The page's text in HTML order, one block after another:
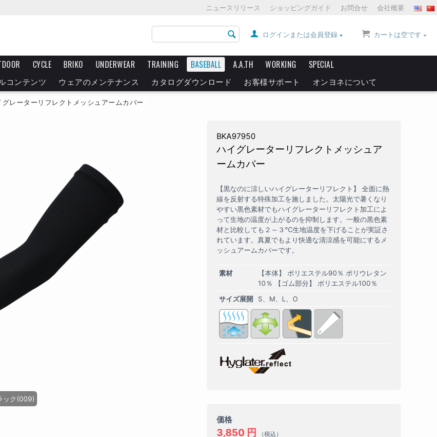
ニュースリリース ショッピングガイド お問合せ 会社概要
カートは空です
ログインまたは会員登録
CYCLE BRIKO UNDERWEAR TRAINING BASEBALL A.A.TH WORKING
SPECIAL
コンテンツ
ウェアのメンテナンス カタログダウンロード お客様サポート オンヨネについて
グレーターリフレクトメッシュアームカバー
ック(009)
BKA97950
ハイグレーターリフレクトメッシュア
ームカバー
【黒なのに涼しいハイグレーターリフレクト】 全面に熱
線を反射する特殊加工を施しました。太陽光で暑くなり
やすい黒色素材でもハイグレーターリフレクト加工によ
って生地の温度が上がるのを抑制します。一般の黒色素
材と比較しても２～３℃生地温度を下げることが実証さ
れています。真夏でもより快適な清涼感を可能にするメ
ッシュアームカバーです。
素材
【本体】 ポリエステル90％ ポリウレタン
10％ 【ゴム部分】 ポリエステル100％
サイズ展開
S M L O
価格
3,850 円 （税込）